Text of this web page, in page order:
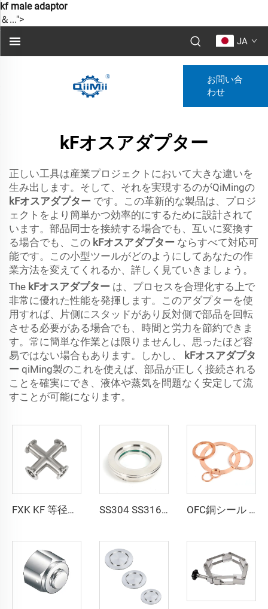
kf male adaptor
＆...">
JA
お問い合
わせ
kFオスアダプター
正しい工具は産業プロジェクトにおいて大きな違いを
生み出します。そして、それを実現するのがQiMingの
kFオスアダプター です。この革新的な製品は、プロジ
ェクトをより簡単かつ効率的にするために設計されて
います。部品同士を接続する場合でも、互いに変換す
る場合でも、この kFオスアダプター ならすべて対応可
能です。この小型ツールがどのようにしてあなたの作
業方法を変えてくれるか、詳しく見ていきましょう。
The kFオスアダプター は、プロセスを合理化する上で
非常に優れた性能を発揮します。このアダプターを使
用すれば、片側にスタッドがあり反対側で部品を回転
させる必要がある場合でも、時間と労力を節約できま
す。常に簡単な作業とは限りませんし、思ったほど容
易ではない場合もあります。しかし、
kFオスアダプタ
ー qiMing製のこれを使えば、部品が正しく接続される
ことを確実にでき、液体や蒸気を問題なく安定して流
すことが可能になります。
FXK KF 等径クロス 4方向アダプター 半導体用真空フィッティング ステンレススチール SS304/SS316L フランジ SS304 SS316L ホウケイ酸ガラス ISO-K 真空ステンレス鋼 ISO63-ISO200 真空覗き窓フランジ NW63-NW200 クランプ継手 OFC銅シール 超高真空用無酸素金属ワッシャー継手 CF16-CF350 フランジ ウェッジ真鍮 結合タイプ 平面